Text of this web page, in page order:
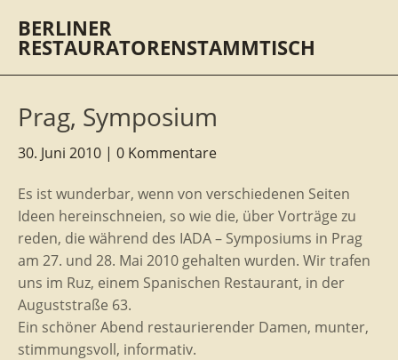
BERLINER
RESTAURATORENSTAMMTISCH
Prag, Symposium
30. Juni 2010 0 Kommentare
Es ist wunderbar, wenn von verschiedenen Seiten
Ideen hereinschneien, so wie die, über Vorträge zu
reden, die während des IADA – Symposiums in Prag
am 27. und 28. Mai 2010 gehalten wurden. Wir trafen
uns im Ruz, einem Spanischen Restaurant, in der
Auguststraße 63.
Ein schöner Abend restaurierender Damen, munter,
stimmungsvoll, informativ.